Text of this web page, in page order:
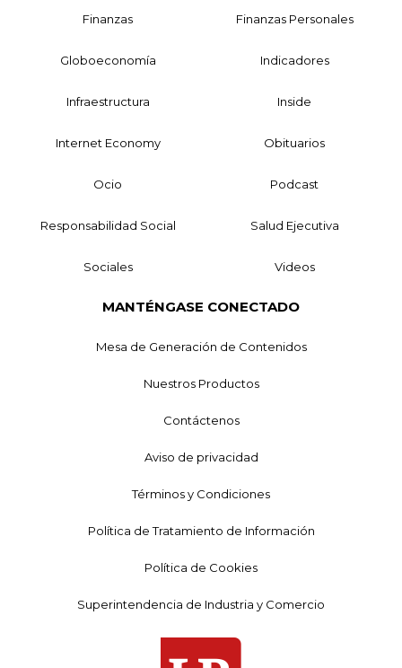
Finanzas Finanzas Personales
Globoeconomía Indicadores
Infraestructura Inside
Internet Economy Obituarios
Ocio Podcast
Responsabilidad Social Salud Ejecutiva
Sociales Videos
MANTÉNGASE CONECTADO
Mesa de Generación de Contenidos
Nuestros Productos
Contáctenos
Aviso de privacidad
Términos y Condiciones
Política de Tratamiento de Información
Política de Cookies
Superintendencia de Industria y Comercio